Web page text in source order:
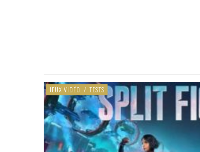
JEUX VIDÉO / TESTS